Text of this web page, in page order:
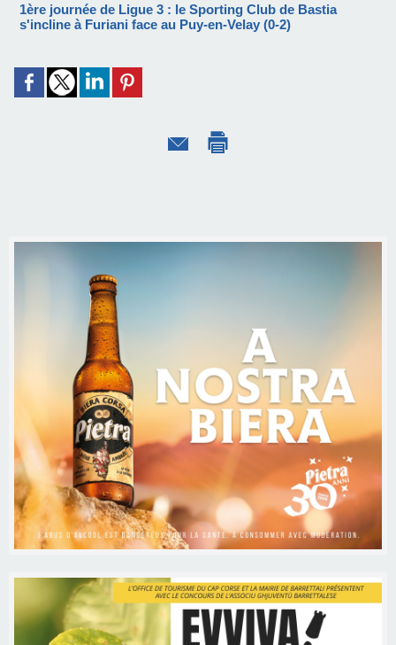
1ère journée de Ligue 3 : le Sporting Club de Bastia
s'incline à Furiani face au Puy-en-Velay (0-2)